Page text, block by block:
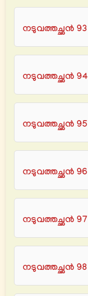
നടുവത്തച്ഛൻ 93
നടുവത്തച്ഛൻ 94
നടുവത്തച്ഛൻ 95
നടുവത്തച്ഛൻ 96
നടുവത്തച്ഛൻ 97
നടുവത്തച്ഛൻ 98